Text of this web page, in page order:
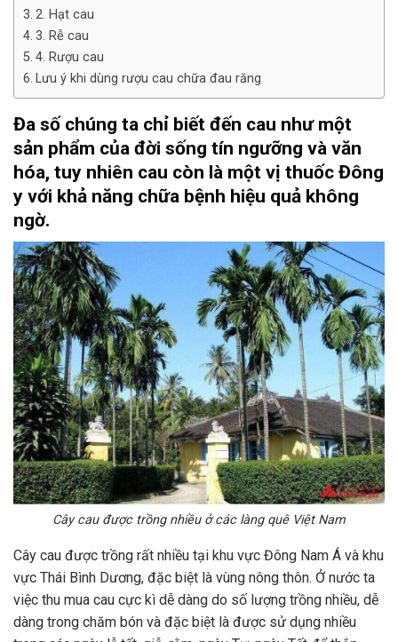
2. Hạt cau
3. Rễ cau
4. Rượu cau
Lưu ý khi dùng rượu cau chữa đau răng
Đa số chúng ta chỉ biết đến cau như một
sản phẩm của đời sống tín ngưỡng và văn
hóa, tuy nhiên cau còn là một vị thuốc Đông
y với khả năng chữa bệnh hiệu quả không
ngờ.
Cây cau được trồng nhiều ở các làng quê Việt Nam
Cây cau được trồng rất nhiều tại khu vực Đông Nam Á và khu
vực Thái Bình Dương, đặc biệt là vùng nông thôn. Ở nước ta
việc thu mua cau cực kì dễ dàng do số lượng trồng nhiều, dễ
dàng trong chăm bón và đặc biệt là được sử dụng nhiều